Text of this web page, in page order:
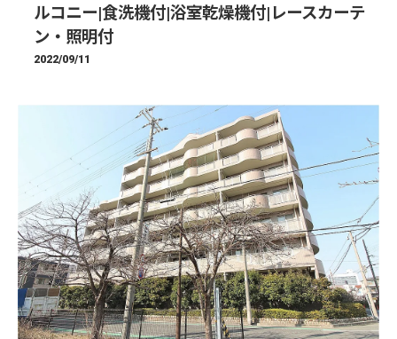
ルコニー|食洗機付|浴室乾燥機付|レースカーテ
ン・照明付
2022/09/11